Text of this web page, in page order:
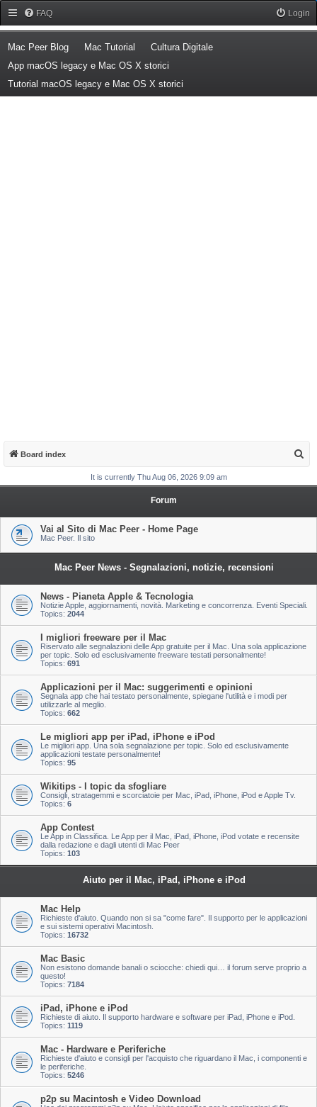
FAQ Login
Mac Peer Blog(Opens a new tab)
Mac Tutorial (Opens a new tab)
Cultura Digitale(Opens a new tab)
App macOS legacy e Mac OS X storici
Tutorial macOS legacy e Mac OS X storici
Board index
a
It is currently Thu Aug 06, 2026 9:09 am
Forum
Vai al Sito di Mac Peer - Home Page
Mac Peer. Il sito
Mac Peer News - Segnalazioni, notizie, recensioni
News - Pianeta Apple & Tecnologia
Notizie Apple, aggiornamenti, novità. Marketing e concorrenza. Eventi Speciali.
Topics: 2044
I migliori freeware per il Mac
Riservato alle segnalazioni delle App gratuite per il Mac. Una sola applicazione
per topic. Solo ed esclusivamente freeware testati personalmente!
Topics: 691
Applicazioni per il Mac: suggerimenti e opinioni
Segnala app che hai testato personalmente, spiegane l'utilità e i modi per
utilizzarle al meglio.
Topics: 662
Le migliori app per iPad, iPhone e iPod
Le migliori app. Una sola segnalazione per topic. Solo ed esclusivamente
applicazioni testate personalmente!
Topics: 95
Wikitips - I topic da sfogliare
Consigli, stratagemmi e scorciatoie per Mac, iPad, iPhone, iPod e Apple Tv.
Topics: 6
App Contest
Le App in Classifica. Le App per il Mac, iPad, iPhone, iPod votate e recensite
dalla redazione e dagli utenti di Mac Peer
Topics: 103
Aiuto per il Mac, iPad, iPhone e iPod
Mac Help
Richieste d'aiuto. Quando non si sa "come fare". Il supporto per le applicazioni
e sui sistemi operativi Macintosh.
Topics: 16732
Mac Basic
Non esistono domande banali o sciocche: chiedi qui… il forum serve proprio a
questo!
Topics: 7184
iPad, iPhone e iPod
Richieste di aiuto. Il supporto hardware e software per iPad, iPhone e iPod.
Topics: 1119
Mac - Hardware e Periferiche
Richieste d'aiuto e consigli per l'acquisto che riguardano il Mac, i componenti e
le periferiche.
Topics: 5246
p2p su Macintosh e Video Download